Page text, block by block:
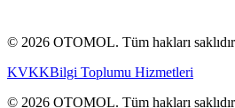
© 2026 OTOMOL. Tüm hakları
KVKKBilgi Toplumu Hizmetleri
© 2026 OTOMOL. Tüm hakları